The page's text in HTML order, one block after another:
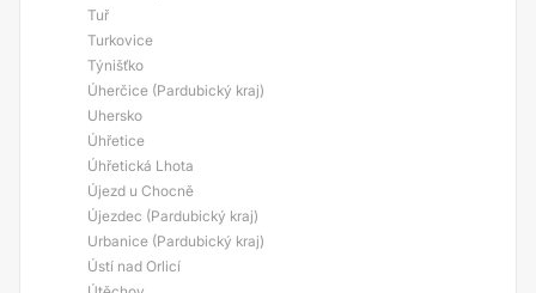
Tuř
Turkovice
Týnišťko
Úherčice (Pardubický kraj)
Uhersko
Úhřetice
Úhřetická Lhota
Újezd u Chocně
Újezdec (Pardubický kraj)
Urbanice (Pardubický kraj)
Ústí nad Orlicí